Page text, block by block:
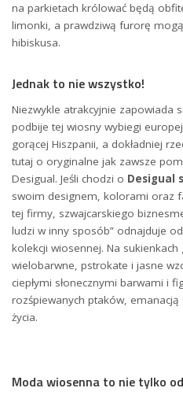
na parkietach królować będą
limonki, a prawdziwą furorę
hibiskusa.
Jednak to nie wszystko!
Niezwykle atrakcyjnie zapowiada
podbije tej wiosny wybiegi
gorącej Hiszpanii, a dokładniej
tutaj o oryginalne jak zawsze
Desigual. Jeśli chodzi o Desigual
swoim designem, kolorami oraz
tej firmy, szwajcarskiego
ludzi w inny sposób” odnajduje
kolekcji wiosennej. Na
wielobarwne, pstrokate i jasne
ciepłymi słonecznymi barwami i
rozśpiewanych ptaków,
życia.
Moda wiosenna to nie tylko